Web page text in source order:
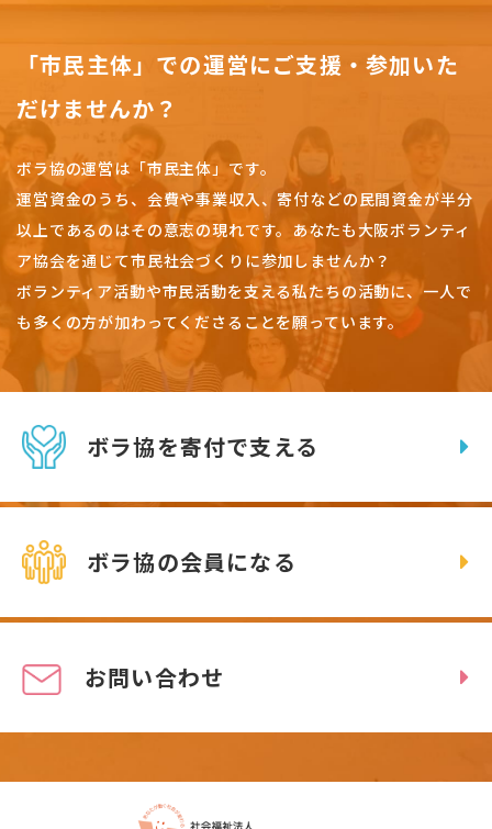
「市民主体」での運営にご支援・参加いた
だけませんか？
ボラ協の運営は「市民主体」です。
運営資金のうち、会費や事業収入、寄付などの民間資金が半分
以上であるのはその意志の現れです。 あなたも大阪ボランティ
ア協会を通じて市民社会づくりに参加しませんか？
ボランティア活動や市民活動を支える私たちの活動に、一人で
も多くの方が加わってくださることを願っています。
ボラ協を寄付で支える
ボラ協の会員になる
お問い合わせ